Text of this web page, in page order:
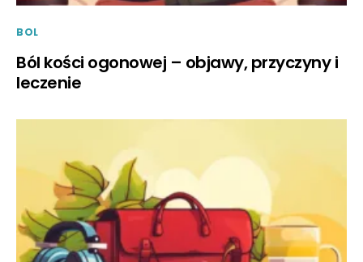
BOL
Ból kości ogonowej – objawy, przyczyny i
leczenie